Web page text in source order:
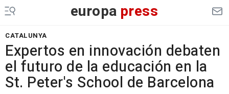
europa press
CATALUNYA
Expertos en innovación debaten
el futuro de la educación en la
St. Peter's School de Barcelona